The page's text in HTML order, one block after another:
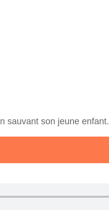
sauvant son jeune enfant.